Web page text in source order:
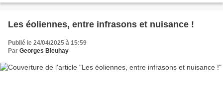
Les éoliennes, entre infrasons et nuisance !
Publié le 24/04/2025 à 15:59
Par Georges Bleuhay